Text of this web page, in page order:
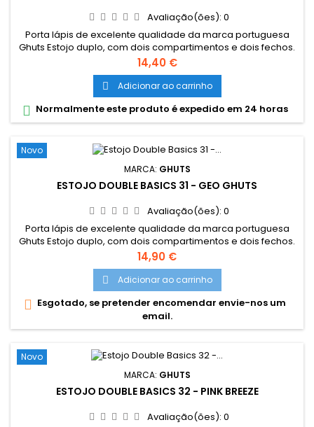
Avaliação(ões): 0
Porta lápis de excelente qualidade da marca portuguesa
Ghuts Estojo duplo, com dois compartimentos e dois fechos.
Dimensões: 20,5 x 9,5 x 8 cm Características: Polyester 600D;
Fechos e cursor certificados YKK
Preço
14,40 €
 Adicionar ao carrinho
 Normalmente este produto é expedido em 24 horas
Novo
MARCA: GHUTS
ESTOJO DOUBLE BASICS 31 - GEO GHUTS
Avaliação(ões): 0
Porta lápis de excelente qualidade da marca portuguesa
Ghuts Estojo duplo, com dois compartimentos e dois fechos.
Dimensões: 20,5 x 9,5 x 8 cm Características: Polyester 600D;
Fechos e cursor certificados YKK
Preço
14,90 €
 Adicionar ao carrinho
 Esgotado, se pretender encomendar envie-nos um
email.
Novo
MARCA: GHUTS
ESTOJO DOUBLE BASICS 32 - PINK BREEZE
Avaliação(ões): 0